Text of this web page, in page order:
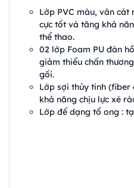
Lớp PVC màu, vân cát
cực tốt và tăng khả
thể thao.
02 lớp Foam PU đàn
giảm thiểu chấn
gối.
Lớp sợi thủy tinh (fiber
khả năng chịu lực xé
Lớp đế dạng tổ ong :